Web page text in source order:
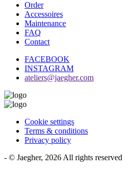
Order
Accessoires
Maintenance
FAQ
Contact
FACEBOOK
INSTAGRAM
ateliers@jaegher.com
Cookie settings
Terms & conditions
Privacy policy
- © Jaegher, 2026 All rights reserved